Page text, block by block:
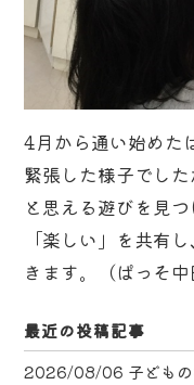
4月から通い始めた
緊張した様子でし
と思える遊びを見
「楽しい」を共有
きます。（ぱっそ中
最近の投稿記事
2026/08/06 子ども